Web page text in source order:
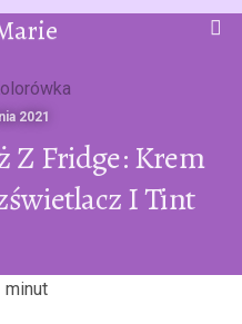
2021
Z Fridge: Krem
I Tint